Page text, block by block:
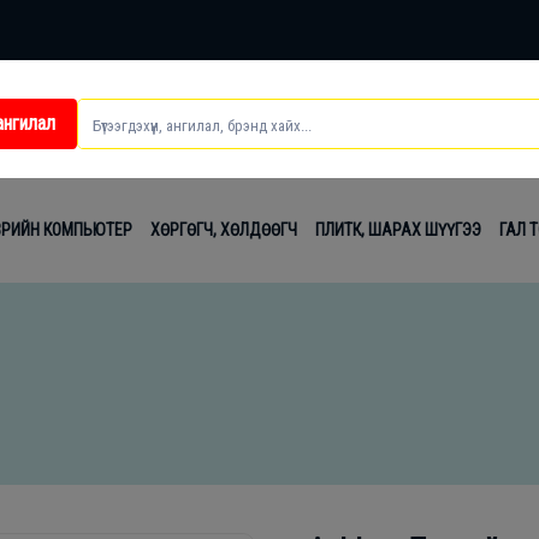
КОМПЬЮТЕР ХӨРГӨГЧ, ХӨЛДӨӨГЧ ПЛИТК, ШАРАХ ШҮҮГЭЭ ГАЛ